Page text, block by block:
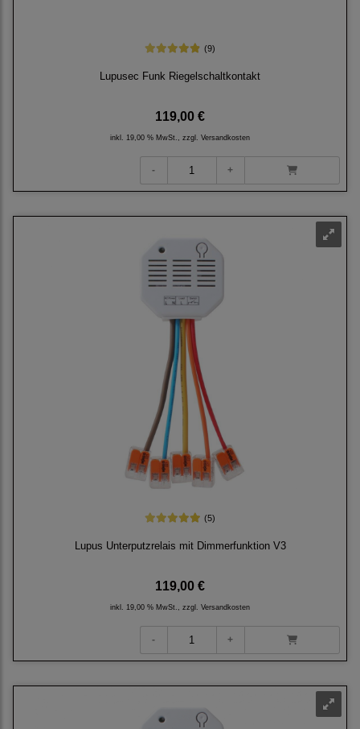
(9)
Lupusec Funk Riegelschaltkontakt
119,00 €
inkl. 19,00 % MwSt., zzgl. Versandkosten
(5)
Lupus Unterputzrelais mit Dimmerfunktion V3
119,00 €
inkl. 19,00 % MwSt., zzgl. Versandkosten